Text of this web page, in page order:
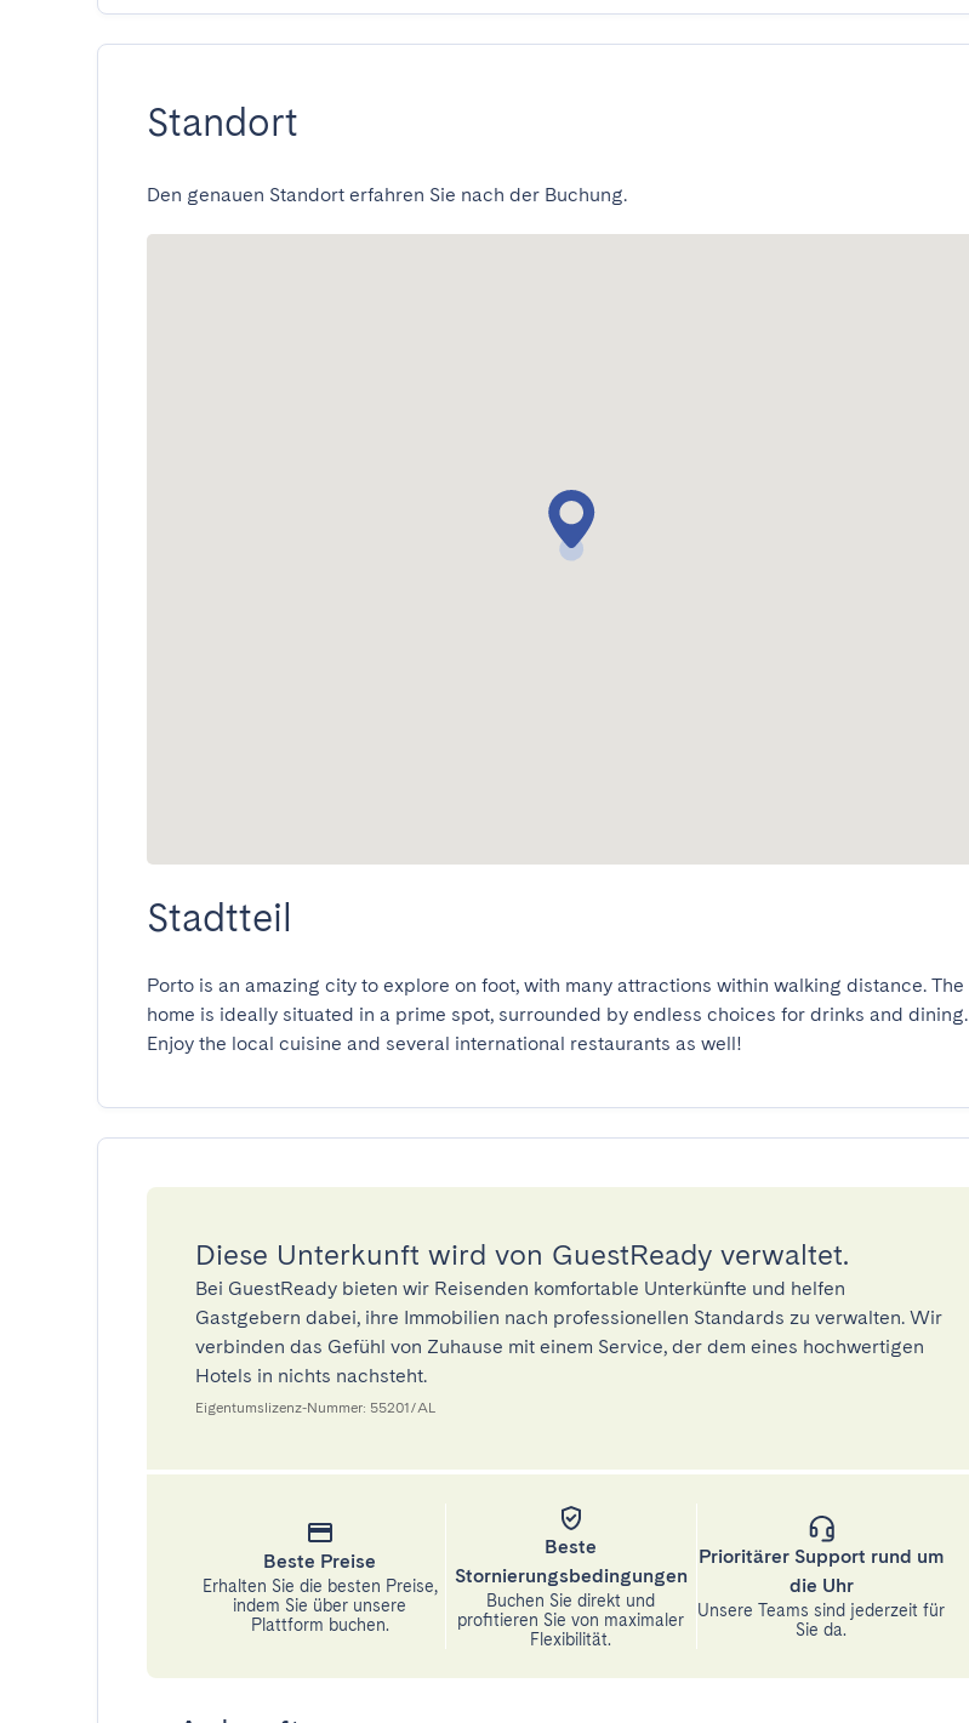
Standort
Den genauen Standort erfahren Sie nach der Buchung.
Stadtteil
Porto is an amazing city to explore on foot, with many attractions within walking distance. The
home is ideally situated in a prime spot, surrounded by endless choices for drinks and dining.
Enjoy the local cuisine and several international restaurants as well!
Diese Unterkunft wird von GuestReady verwaltet.
Bei GuestReady bieten wir Reisenden komfortable Unterkünfte und helfen
Gastgebern dabei, ihre Immobilien nach professionellen Standards zu verwalten. Wir
verbinden das Gefühl von Zuhause mit einem Service, der dem eines hochwertigen
Hotels in nichts nachsteht.
Eigentumslizenz-Nummer: 55201/AL
Beste Preise
Erhalten Sie die besten Preise,
indem Sie über unsere
Plattform buchen.
Beste
Stornierungsbedingungen
Buchen Sie direkt und
profitieren Sie von maximaler
Flexibilität.
Prioritärer Support rund um
die Uhr
Unsere Teams sind jederzeit für
Sie da.